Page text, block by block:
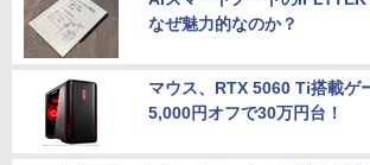
なぜ魅力的なのか？
マウス、RTX 5060 Ti搭載ゲ
5,000円オフで30万円台！